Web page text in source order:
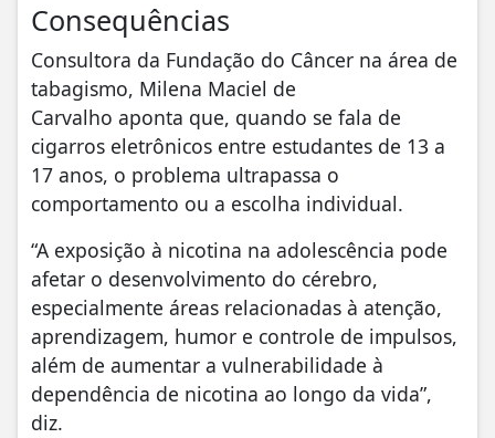
Consequências
Consultora da Fundação do Câncer na área de
tabagismo, Milena Maciel de
Carvalho aponta que, quando se fala de
cigarros eletrônicos entre estudantes de 13 a
17 anos, o problema ultrapassa o
comportamento ou a escolha individual.
“A exposição à nicotina na adolescência pode
afetar o desenvolvimento do cérebro,
especialmente áreas relacionadas à atenção,
aprendizagem, humor e controle de impulsos,
além de aumentar a vulnerabilidade à
dependência de nicotina ao longo da vida”,
diz.